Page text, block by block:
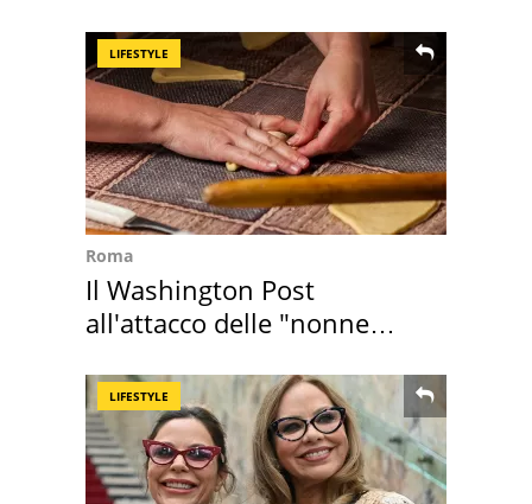
LIFESTYLE
Roma
Il Washington Post
all'attacco delle "nonne
LIFESTYLE